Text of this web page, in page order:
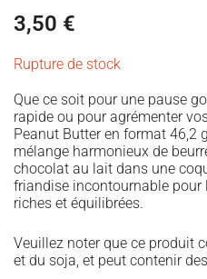
3,50 €
Rupture de stock
Que ce soit pour une pause
rapide ou pour agrémenter
Peanut Butter en format 46,2
mélange harmonieux de
chocolat au lait dans une
friandise incontournable pour
riches et équilibrées.
Veuillez noter que ce produit
et du soja, et peut contenir